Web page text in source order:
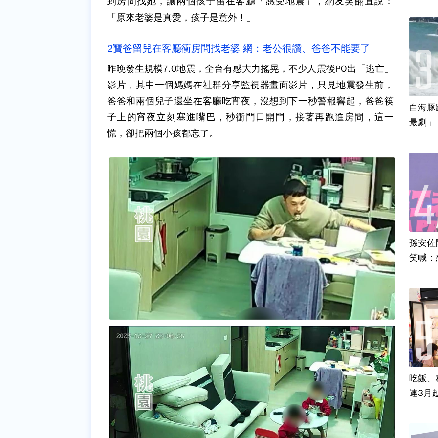
「原來老婆是真愛，孩子是意外！」
2寶爸留兒在客廳衝房間找老婆 網：老公很讚、爸爸不能要了
昨晚發生規模7.0地震，全台有感大力搖晃，不少人震後PO出「逃亡」
影片，其中一個媽媽在社群分享監視器畫面影片，只見地震發生前，
爸爸和兩個兒子還坐在客廳吃宵夜，沒想到下一秒警報響起，爸爸筷
子上的宵夜立刻塞進嘴巴，秒衝門口開門，接著再跑進房間，這一
慌，卻把兩個小孩都忘了。
白海
最劇」
孫安
笑喊：
吃飯、
連3月